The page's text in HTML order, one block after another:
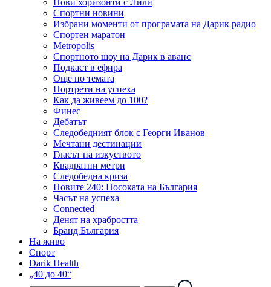
Нови хоризонти с Лили
Спортни новини
Избрани моменти от програмата на Дарик радио
Спортен маратон
Metropolis
Спортното шоу на Дарик в аванс
Подкаст в ефира
Още по темата
Портрети на успеха
Как да живеем до 100?
Финес
Дебатът
Следобедният блок с Георги Иванов
Мечтани дестинации
Гласът на изкуството
Квадратни метри
Следобедна криза
Новите 240: Посоката на България
Часът на успеха
Connected
Денят на храбростта
Бранд България
На живо
Спорт
Darik Health
„40 до 40“